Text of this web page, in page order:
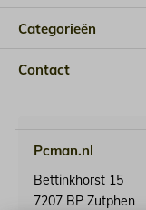
Categorieën
Contact
Pcman.nl
Bettinkhorst 15
7207 BP Zutphen